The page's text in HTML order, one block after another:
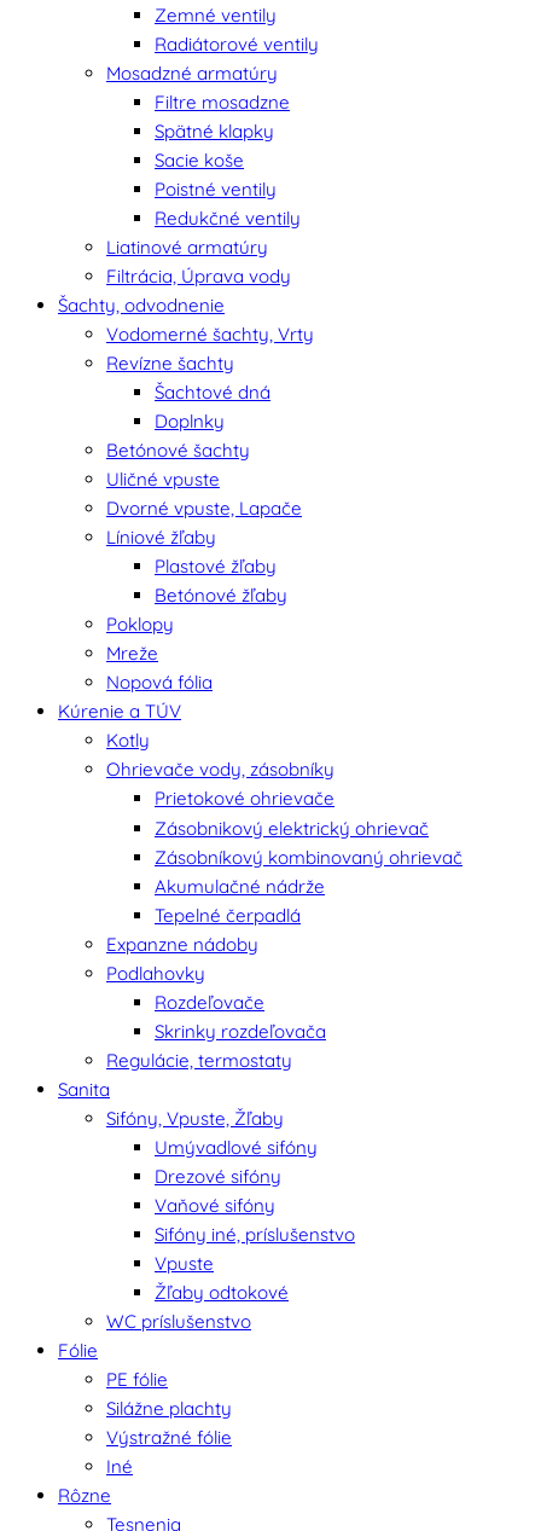
Zemné ventily
Radiátorové ventily
Mosadzné armatúry
Filtre mosadzne
Spätné klapky
Sacie koše
Poistné ventily
Redukčné ventily
Liatinové armatúry
Filtrácia, Úprava vody
Šachty, odvodnenie
Vodomerné šachty, Vrty
Revízne šachty
Šachtové dná
Doplnky
Betónové šachty
Uličné vpuste
Dvorné vpuste, Lapače
Líniové žľaby
Plastové žľaby
Betónové žľaby
Poklopy
Mreže
Nopová fólia
Kúrenie a TÚV
Kotly
Ohrievače vody, zásobníky
Prietokové ohrievače
Zásobnikový elektrický ohrievač
Zásobníkový kombinovaný ohrievač
Akumulačné nádrže
Tepelné čerpadlá
Expanzne nádoby
Podlahovky
Rozdeľovače
Skrinky rozdeľovača
Regulácie, termostaty
Sanita
Sifóny, Vpuste, Žľaby
Umývadlové sifóny
Drezové sifóny
Vaňové sifóny
Sifóny iné, príslušenstvo
Vpuste
Žľaby odtokové
WC príslušenstvo
Fólie
PE fólie
Silážne plachty
Výstražné fólie
Iné
Rôzne
Tesnenia